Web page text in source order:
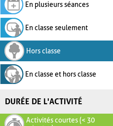
En plusieurs séances
En classe seulement
Hors classe
En classe et hors classe
DURÉE DE L'ACTIVITÉ
Activités courtes (< 30